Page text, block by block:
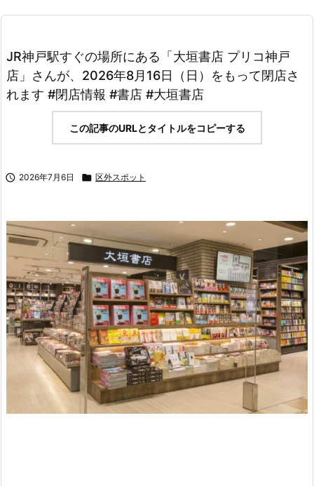
JR神戸駅すぐの場所にある「大垣書店 プリコ神戸
店」さんが、2026年8月16日（日）をもって閉店さ
れます #閉店情報 #書店 #大垣書店
この記事のURLとタイトルをコピーする
 2026年7月6日  区外スポット